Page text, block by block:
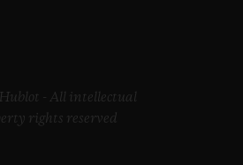
- All intellectual
rights reserved